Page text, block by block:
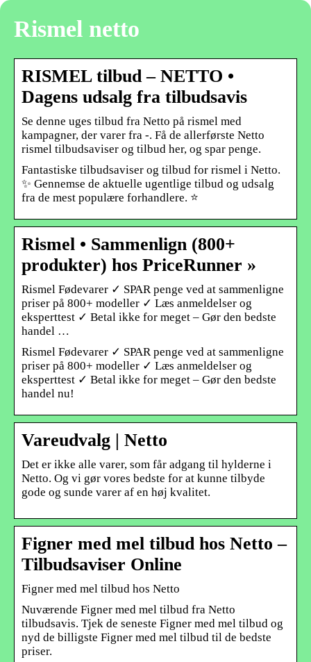
Rismel netto
RISMEL tilbud – NETTO •
Dagens udsalg fra tilbudsavis
Se denne uges tilbud fra Netto på rismel med
kampagner, der varer fra -. Få de allerførste Netto
rismel tilbudsaviser og tilbud her, og spar penge.
Fantastiske tilbudsaviser og tilbud for rismel i Netto.
✨ Gennemse de aktuelle ugentlige tilbud og udsalg
fra de mest populære forhandlere. ⭐
Rismel • Sammenlign (800+
produkter) hos PriceRunner »
Rismel Fødevarer ✓ SPAR penge ved at sammenligne
priser på 800+ modeller ✓ Læs anmeldelser og
eksperttest ✓ Betal ikke for meget – Gør den bedste
handel …
Rismel Fødevarer ✓ SPAR penge ved at sammenligne
priser på 800+ modeller ✓ Læs anmeldelser og
eksperttest ✓ Betal ikke for meget – Gør den bedste
handel nu!
Vareudvalg | Netto
Det er ikke alle varer, som får adgang til hylderne i
Netto. Og vi gør vores bedste for at kunne tilbyde
gode og sunde varer af en høj kvalitet.
Figner med mel tilbud hos Netto –
Tilbudsaviser Online
Figner med mel tilbud hos Netto
Nuværende Figner med mel tilbud fra Netto
tilbudsavis. Tjek de seneste Figner med mel tilbud og
nyd de billigste Figner med mel tilbud til de bedste
priser.